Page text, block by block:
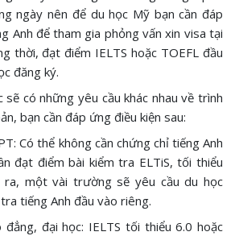
ngày nên để du học Mỹ bạn cần đáp
Anh để tham gia phỏng vấn xin visa tại
thời, đạt điểm IELTS hoặc TOEFL đầu
đăng ký.
có những yêu cầu khác nhau về trình
bạn cần đáp ứng điều kiện sau:
Có thể không cần chứng chỉ tiếng Anh
đạt điểm bài kiểm tra ELTiS, tối thiểu
ra, một vài trường sẽ yêu cầu du học
tiếng Anh đầu vào riêng.
đẳng, đại học: IELTS tối thiểu 6.0 hoặc